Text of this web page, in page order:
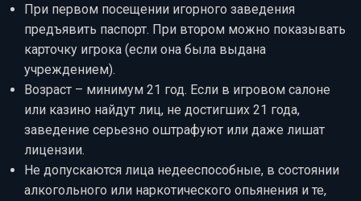
При первом посещении игорного заведения
предъявить паспорт. При втором можно показывать
карточку игрока (если она была выдана
учреждением).
Возраст – минимум 21 год. Если в игровом салоне
или казино найдут лиц, не достигших 21 года,
заведение серьезно оштрафуют или даже лишат
лицензии.
Не допускаются лица недееспособные, в состоянии
алкогольного или наркотического опьянения и те,